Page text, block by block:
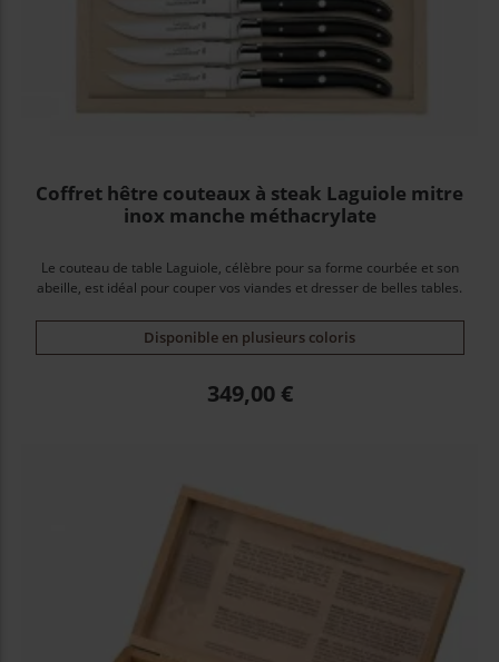
Coffret hêtre couteaux à steak Laguiole mitre
inox manche méthacrylate
Le couteau de table Laguiole, célèbre pour sa forme courbée et son
abeille, est idéal pour couper vos viandes et dresser de belles tables.
Disponible en plusieurs coloris
Prix
349,00 €